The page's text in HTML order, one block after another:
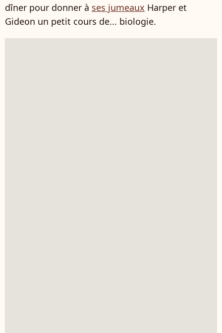
dîner pour donner à ses jumeaux Harper et
Gideon un petit cours de... biologie.